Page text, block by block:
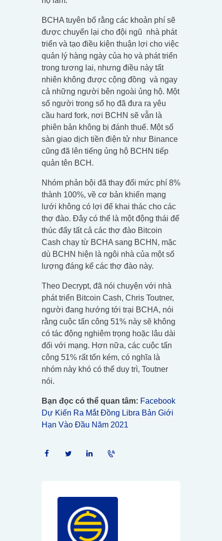
BCHA tuyên bố rằng các khoản phí sẽ
được chuyển lại cho đội ngũ nhà phát
triển và tạo điều kiện thuận lợi cho việc
quản lý hàng ngày của họ và phát triển
trong tương lai, nhưng điều này tất
nhiên không được cộng đồng và ngay
cả những người bên ngoài ủng hộ. Một
số người trong số họ đã đưa ra yêu
cầu hard fork, nơi BCHN sẽ vẫn là
phiên bản không bị đánh thuế. Một số
sàn giao dịch tiền điện tử như Binance
cũng đã lên tiếng ủng hộ BCHN tiếp
quản tên BCH.
Nhóm phản bội đã thay đổi mức phí 8%
thành 100%, về cơ bản khiến mạng
lưới không có lợi để khai thác cho các
thợ đào. Đây có thể là một động thái để
thúc đẩy tất cả các thợ đào Bitcoin
Cash chạy từ BCHA sang BCHN, mặc
dù BCHN hiện là ngôi nhà của một số
lượng đáng kể các thợ đào này.
Theo Decrypt, đã nói chuyện với nhà
phát triển Bitcoin Cash, Chris Toutner,
người đang hướng tới trại BCHA, nói
rằng cuộc tấn công 51% này sẽ không
có tác động nghiêm trọng hoặc lâu dài
đối với mạng. Hơn nữa, các cuộc tấn
công 51% rất tốn kém, có nghĩa là
nhóm này khó có thể duy trì, Toutner
nói.
Bạn đọc có thể quan tâm: Facebook
Dự Kiến Ra Mắt Đồng Libra Bản Giới
Hạn Vào Đầu Năm 2021